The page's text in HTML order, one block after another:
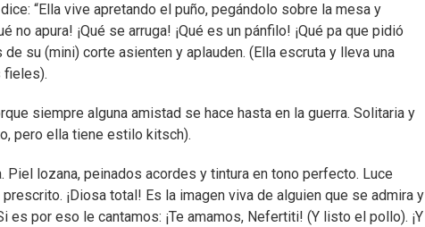
“Ella vive apretando el puño, pegándolo sobre la mesa y
apura! ¡Qué se arruga! ¡Qué es un pánfilo! ¡Qué pa que pidió
su (mini) corte asienten y aplauden. (Ella escruta y lleva una
fieles).
siempre alguna amistad se hace hasta en la guerra. Solitaria y
pero ella tiene estilo kitsch).
Piel lozana, peinados acordes y tintura en tono perfecto. Luce
¡Diosa total! Es la imagen viva de alguien que se admira y
por eso le cantamos: ¡Te amamos, Nefertiti! (Y listo el pollo). ¡Y